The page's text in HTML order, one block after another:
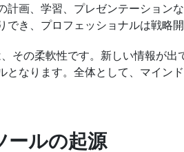
計画、学習、プレゼンテーショ
き、プロフェッショナルは戦略
その柔軟性です。新しい情報が
となります。全体として、マイン
ールの起源